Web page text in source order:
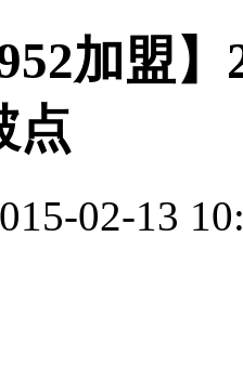
加盟
点
02-13